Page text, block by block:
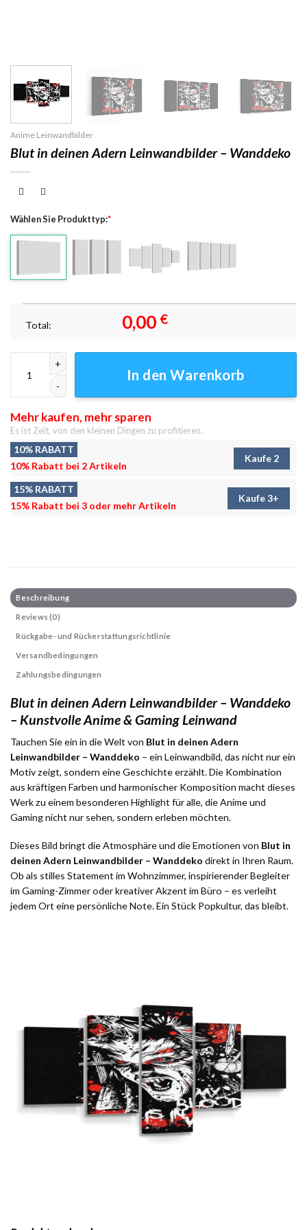
Anime Leinwandbilder
Blut in deinen Adern Leinwandbilder – Wanddeko
Wählen Sie Produkttyp:*
Total: 0,00 €
In den Warenkorb
Mehr kaufen, mehr sparen
Es ist Zeit, von den kleinen Dingen zu profitieren.
10% RABATT
10% Rabatt bei 2 Artikeln
Kaufe 2
15% RABATT
15% Rabatt bei 3 oder mehr Artikeln
Kaufe 3+
Beschreibung
Reviews (0)
Rückgabe- und Rückerstattungsrichtlinie
Versandbedingungen
Zahlungsbedingungen
Blut in deinen Adern Leinwandbilder – Wanddeko
– Kunstvolle Anime & Gaming Leinwand
Tauchen Sie ein in die Welt von Blut in deinen Adern
Leinwandbilder – Wanddeko – ein Leinwandbild, das nicht nur ein
Motiv zeigt, sondern eine Geschichte erzählt. Die Kombination
aus kräftigen Farben und harmonischer Komposition macht dieses
Werk zu einem besonderen Highlight für alle, die Anime und
Gaming nicht nur sehen, sondern erleben möchten.
Dieses Bild bringt die Atmosphäre und die Emotionen von Blut in
deinen Adern Leinwandbilder – Wanddeko direkt in Ihren Raum.
Ob als stilles Statement im Wohnzimmer, inspirierender Begleiter
im Gaming-Zimmer oder kreativer Akzent im Büro – es verleiht
jedem Ort eine persönliche Note. Ein Stück Popkultur, das bleibt.